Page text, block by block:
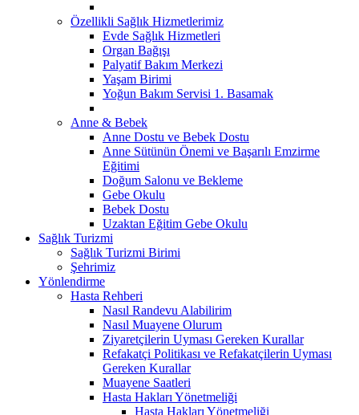
Özellikli Sağlık Hizmetlerimiz
Evde Sağlık Hizmetleri
Organ Bağışı
Palyatif Bakım Merkezi
Yaşam Birimi
Yoğun Bakım Servisi 1. Basamak
Anne & Bebek
Anne Dostu ve Bebek Dostu
Anne Sütünün Önemi ve Başarılı Emzirme
Eğitimi
Doğum Salonu ve Bekleme
Gebe Okulu
Bebek Dostu
Uzaktan Eğitim Gebe Okulu
Sağlık Turizmi
Sağlık Turizmi Birimi
Şehrimiz
Yönlendirme
Hasta Rehberi
Nasıl Randevu Alabilirim
Nasıl Muayene Olurum
Ziyaretçilerin Uyması Gereken Kurallar
Refakatçi Politikası ve Refakatçilerin Uyması
Gereken Kurallar
Muayene Saatleri
Hasta Hakları Yönetmeliği
Hasta Hakları Yönetmeliği